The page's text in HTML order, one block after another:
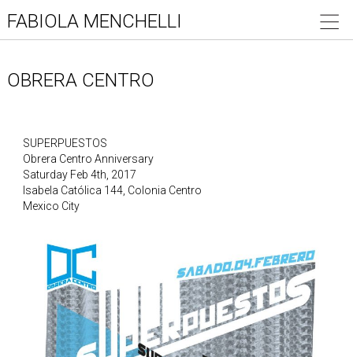
FABIOLA MENCHELLI
OBRERA CENTRO
SUPERPUESTOS
Obrera Centro Anniversary
Saturday Feb 4th, 2017
Isabela Católica 144, Colonia Centro
Mexico City